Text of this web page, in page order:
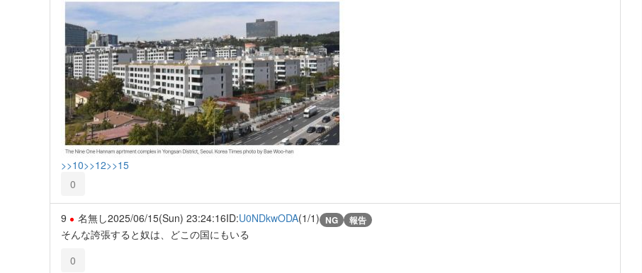
>>10>>12>>15
0
9 名無し2025/06/15(Sun) 23:24:16ID:U0NDkwODA(1/1) NG 報告
そんな誇張すると奴は、どこの国にもいる
0